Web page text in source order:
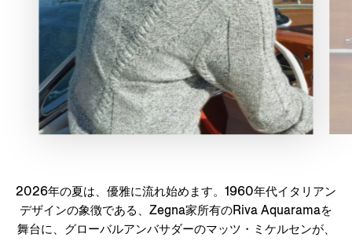
2026年の夏は、優雅に流れ始めます。1960年代イタリアン
デザインの象徴である、Zegna家所有のRiva Aquaramaを
舞台に、グローバルアンバサダーのマッツ・ミケルセンが、